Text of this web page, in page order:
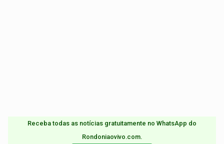
Receba todas as notícias gratuitamente no WhatsApp do
Rondoniaovivo.com.​